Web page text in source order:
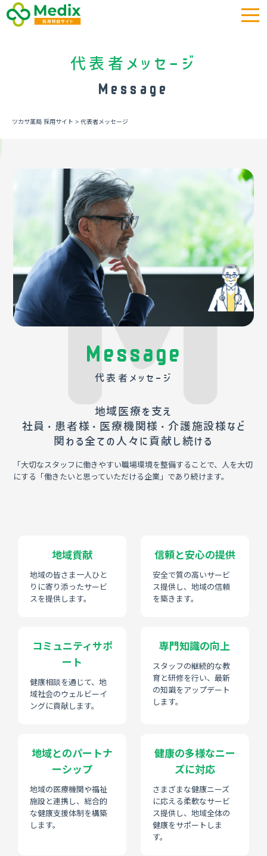
代表者メッセージ
Message
ツカサ薬局 採用サイト > 代表者メッセージ
Message
代表者メッセージ
地域医療を支え
社員・患者様・医療機関様・介護施設様など
関わる全ての人々に貢献し続ける
「大切なスタッフに働きやすい職場環境を整備することで、人を大切
にする「働きたいと思っていただける企業」であり続けます。
地域貢献
地域の皆さま一人ひと
りに寄り添ったサービ
スを提供します。
信頼と安心の提供
安全で質の高いサービ
ス提供し、地域の信頼
を築きます。
コミュニティサポ
ート
健康相談を通じて、地
域社会のウェルビーイ
ングに貢献します。
専門知識の向上
スタッフの継続的な教
育と研修を行い、最新
の知識をアップデート
します。
地域とのパートナ
ーシップ
地域の医療機関や福祉
施設と連携し、総合的
な健康支援体制を構築
します。
健康の多様なニー
ズに対応
さまざまな健康ニーズ
に応える柔軟なサービ
ス提供し、地域全体の
健康をサポートしま
す。